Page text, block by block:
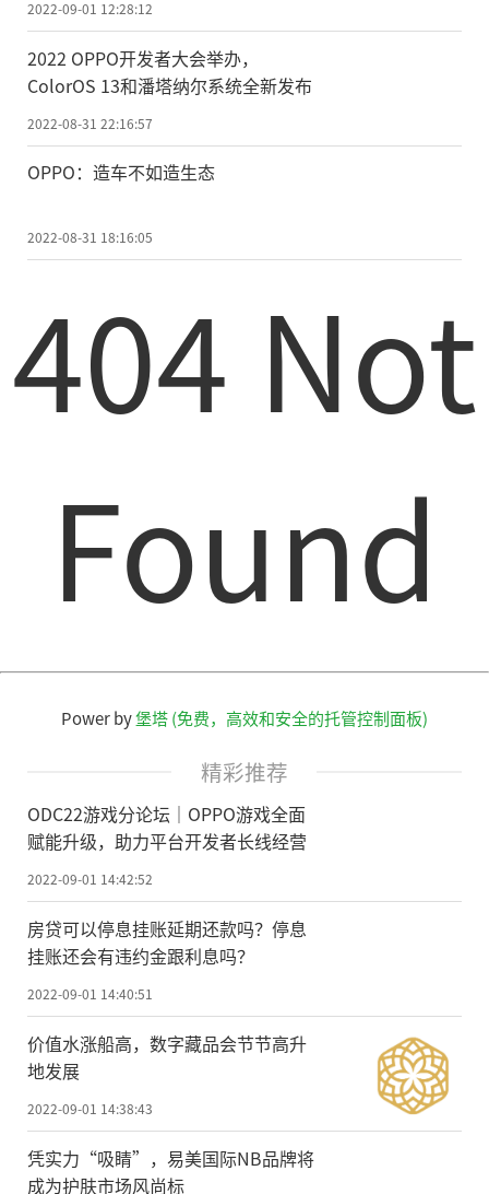
2022-09-01 12:28:12
2022 OPPO开发者大会举办，
ColorOS 13和潘塔纳尔系统全新发布
2022-08-31 22:16:57
OPPO：造车不如造生态
2022-08-31 18:16:05
404 Not
Found
Power by堡塔 (免费，高效和安全的托管控制面板)
精彩推荐
ODC22游戏分论坛｜OPPO游戏全面
赋能升级，助力平台开发者长线经营
2022-09-01 14:42:52
房贷可以停息挂账延期还款吗？停息
挂账还会有违约金跟利息吗？
2022-09-01 14:40:51
价值水涨船高，数字藏品会节节高升
地发展
2022-09-01 14:38:43
凭实力“吸睛”，易美国际NB品牌将
成为护肤市场风尚标